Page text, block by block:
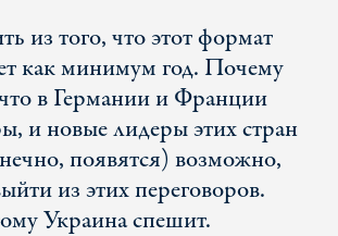
из того, что этот формат
как минимум год. Почему
в Германии и Франции
и новые лидеры этих стран
появятся) возможно,
из этих переговоров.
Украина спешит.